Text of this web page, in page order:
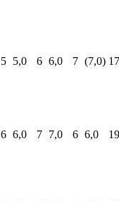
5 5,0 6 6,0 7 (7,0)
6 6,0 7 7,0 6 6,0